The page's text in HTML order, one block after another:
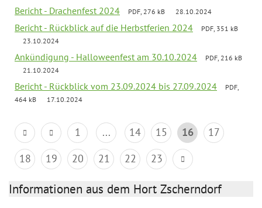
Bericht - Drachenfest 2024 PDF, 276 kB 28.10.2024
Bericht - Rückblick auf die Herbstferien 2024
PDF, 351 kB
23.10.2024
Ankündigung - Halloweenfest am 30.10.2024
PDF, 216 kB
21.10.2024
Bericht - Rückblick vom 23.09.2024 bis 27.09.2024
PDF,
464 kB
17.10.2024
1 ... 14 15 16
17
18
19 20 21 22 23
Informationen aus dem Hort Zscherndorf